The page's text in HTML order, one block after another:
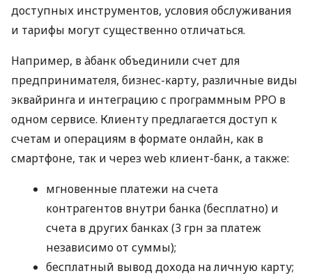
доступных инструментов, условия обслуживания
и тарифы могут существенно отличаться.
Например, в àбанк объединили счет для
предпринимателя, бизнес-карту, различные виды
эквайринга и интеграцию с программным РРО в
одном сервисе. Клиенту предлагается доступ к
счетам и операциям в формате онлайн, как в
смартфоне, так и через web клиент-банк, а также:
мгновенные платежи на счета
контрагентов внутри банка (бесплатно) и
счета в других банках (3 грн за платеж
независимо от суммы);
бесплатный вывод дохода на личную карту;